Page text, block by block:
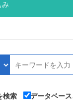
検索
データベー